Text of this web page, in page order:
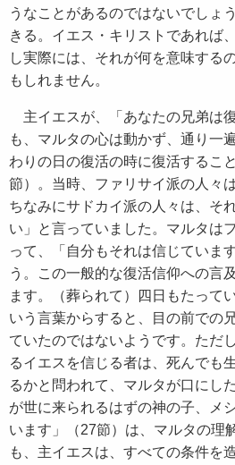
うなことがあるのではないでしょ
きる。イエス・キリストであれば
し実際には、それが何を意味する
もしれません。
主イエスが、「あなたの兄弟は
も、マルタの心は動かず、通り一
わりの日の復活の時に復活するこ
節）。当時、ファリサイ派の人々
ちなみにサドカイ派の人々は、そ
い」と言っていました。マルタは
って、「自分もそれは信じていま
う。この一般的な復活信仰への言
ます。（葬られて）四日もたって
いう言葉からすると、目の前での
ていたのではないようです。ただ
るイエスを信じる者は、死んでも
るかと問われて、マルタが口にし
が世に来られるはずの神の子、メ
います」（27節）は、マルタの理
も、主イエスは、すべての条件を